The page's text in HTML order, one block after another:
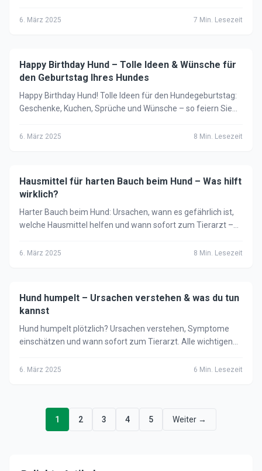
6. März 2025 7 Min. Lesezeit
🐕 Hund
Happy Birthday Hund – Tolle Ideen & Wünsche für
den Geburtstag Ihres Hundes
Happy Birthday Hund! Tolle Ideen für den Hundegeburtstag:
Geschenke, Kuchen, Sprüche und Wünsche – so feiern Sie
6. März 2025 8 Min. Lesezeit
🐕 Hund
Hausmittel für harten Bauch beim Hund – Was hilft
wirklich?
Harter Bauch beim Hund: Ursachen, wann es gefährlich ist,
welche Hausmittel helfen und wann sofort zum Tierarzt –
6. März 2025 8 Min. Lesezeit
🐕 Hund
Hund humpelt – Ursachen verstehen & was du tun
kannst
Hund humpelt plötzlich? Ursachen verstehen, Symptome
einschätzen und wann sofort zum Tierarzt. Alle wichtigen
6. März 2025 6 Min. Lesezeit
1 2 3 4 5 Weiter →